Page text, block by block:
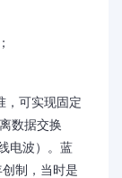
可实现固定
数据交换
电波）。蓝
制，当时是